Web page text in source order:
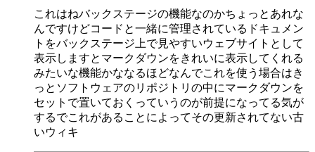
これはねバックステージの機能なのかちょっとあれな
んですけどコードと一緒に管理されているドキュメン
トをバックステージ上で見やすいウェブサイトとして
表示しますとマークダウンをきれいに表示してくれる
みたいな機能かななるほどなんでこれを使う場合はき
っとソフトウェアのリポジトリの中にマークダウンを
セットで置いておくっていうのが前提になってる気が
するでこれがあることによってその更新されてない古
いウィキ